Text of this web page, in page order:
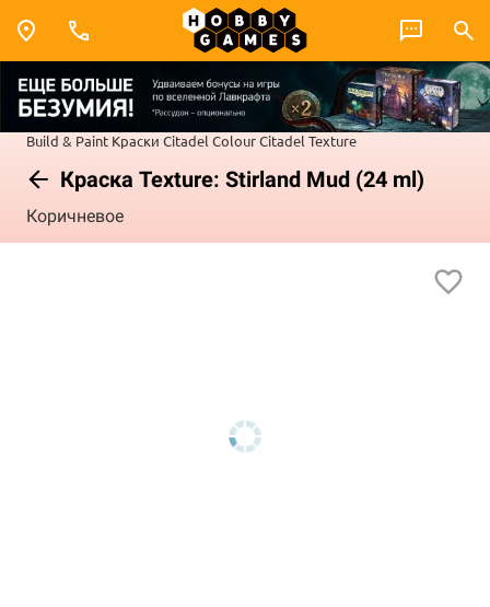
Build & Paint Краски Citadel ColourCitadel Texture
Краска Texture: Stirland Mud (24 ml)
Коричневое